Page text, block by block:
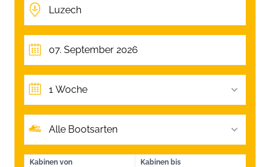
1 Woche
Alle Bootsarten
Kabinen von Kabinen bis